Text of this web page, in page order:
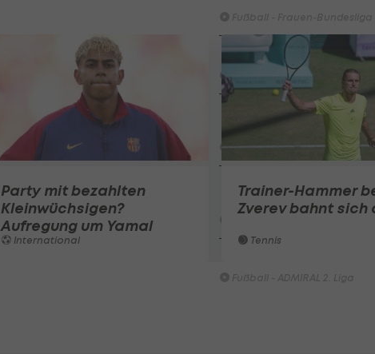
First Vienna FC 1894 - SK
Fußball - Frauen-Bundesliga
win2day Beach Tour PRO
Entscheidung
Beachvolleyball - win2day
Highlights: Neuzugang
LigaZwa-Auftaktsieg
Party mit bezahlten
Kleinwüchsigen?
Aufregung um Yamal
International
Trainer-Hammer
Zverev bahnt sich
Tennis